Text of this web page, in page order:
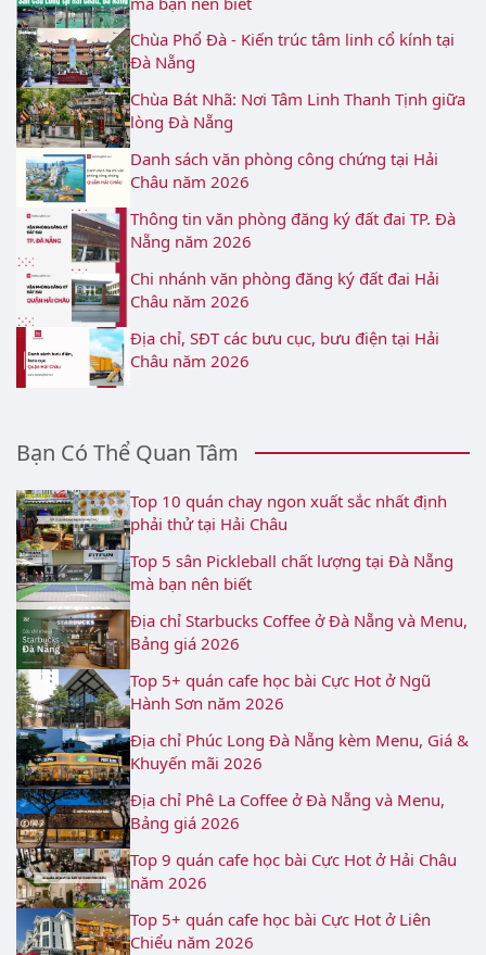
Chùa Phổ Đà - Kiến trúc tâm linh cổ kính tại
Đà Nẵng
Chùa Bát Nhã: Nơi Tâm Linh Thanh Tịnh giữa
lòng Đà Nẵng
Danh sách văn phòng công chứng tại Hải
Châu năm 2026
Thông tin văn phòng đăng ký đất đai TP. Đà
Nẵng năm 2026
Chi nhánh văn phòng đăng ký đất đai Hải
Châu năm 2026
Địa chỉ, SĐT các bưu cục, bưu điện tại Hải
Châu năm 2026
Bạn Có Thể Quan Tâm
Top 10 quán chay ngon xuất sắc nhất định
phải thử tại Hải Châu
Top 5 sân Pickleball chất lượng tại Đà Nẵng
mà bạn nên biết
Địa chỉ Starbucks Coffee ở Đà Nẵng và Menu,
Bảng giá 2026
Top 5+ quán cafe học bài Cực Hot ở Ngũ
Hành Sơn năm 2026
Địa chỉ Phúc Long Đà Nẵng kèm Menu, Giá &
Khuyến mãi 2026
Địa chỉ Phê La Coffee ở Đà Nẵng và Menu,
Bảng giá 2026
Top 9 quán cafe học bài Cực Hot ở Hải Châu
năm 2026
Top 5+ quán cafe học bài Cực Hot ở Liên
Chiểu năm 2026